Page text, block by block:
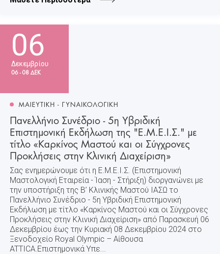
06
Δεκεμβρίου
06 - 08 ΔΕΚ
ΜΑΙΕΥΤΙΚΗ - ΓΥΝΑΙΚΟΛΟΓΙΚΗ
Πανελλήνιο Συνέδριο - 5η Υβριδική
Επιστημονική Εκδήλωση της "Ε.Μ.Ε.Ι.Σ." με
τίτλο «Καρκίνος Μαστού και οι Σύγχρονες
Προκλήσεις στην Κλινική Διαχείριση»
Σας ενημερώνουμε ότι η Ε.Μ.Ε.Ι.Σ. (Επιστημονική
Μαστολογική Εταιρεία - Ίαση - Στήριξη) διοργανώνει με
την υποστήριξη της Β’ Κλινικής Μαστού ΙΑΣΩ το
Πανελλήνιο Συνέδριο - 5η Υβριδική Επιστημονική
Εκδήλωση με τίτλο «Καρκίνος Μαστού και οι Σύγχρονες
Προκλήσεις στην Κλινική Διαχείριση» από Παρασκευή 06
Δεκεμβρίου έως την Κυριακή 08 Δεκεμβρίου 2024 στο
Ξενοδοχείο Royal Olympic – Αίθουσα
ATTICA.Επιστημονικά Yπε...